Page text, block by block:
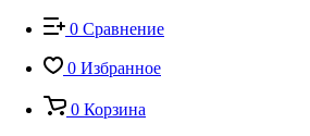
0 Сравнение
0 Избранное
0 Корзина